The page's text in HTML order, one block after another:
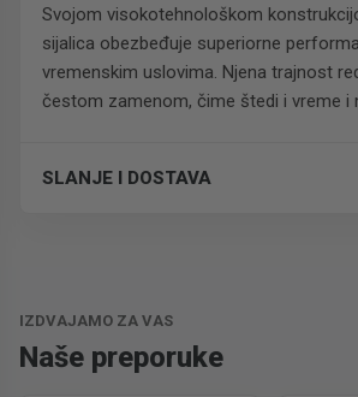
Svojom visokotehnološkom
sijalica obezbeđuje superiorne
vremenskim uslovima. Njena trajnost
čestom zamenom, čime štedi i vreme i
SLANJE I DOSTAVA
IZDVAJAMO ZA VAS
Naše preporuke